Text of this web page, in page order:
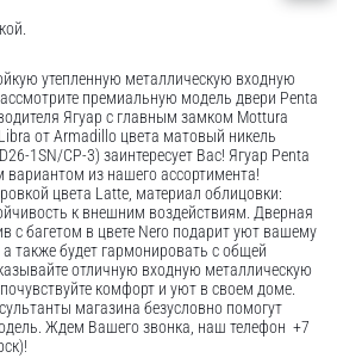
утепленную металлическую входную
премиальную модель двери Penta
Ягуар с главным замком Mottura
от Armadillo цвета матовый никель
1SN/CP-3) заинтересует Вас! Ягуар Penta
вариантом из нашего ассортимента!
цвета Latte, материал облицовки:
к внешним воздействиям. Дверная
с багетом в цвете Nero подарит уют вашему
также будет гармонировать с общей
отличную входную металлическую
комфорт и уют в своем доме.
магазина безусловно помогут
Ждем Вашего звонка, наш телефон +7